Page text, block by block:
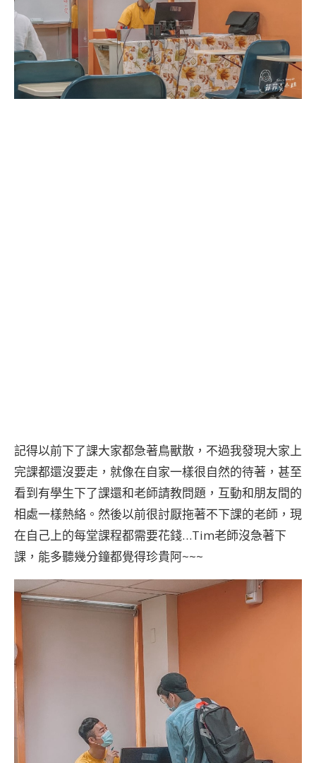
記得以前下了課大家都急著鳥獸散，不過我發現大家上
完課都還沒要走，就像在自家一樣很自然的待著，甚至
看到有學生下了課還和老師請教問題，互動和朋友間的
相處一樣熱絡。然後以前很討厭拖著不下課的老師，現
在自己上的每堂課程都需要花錢…Tim老師沒急著下
課，能多聽幾分鐘都覺得珍貴阿~~~